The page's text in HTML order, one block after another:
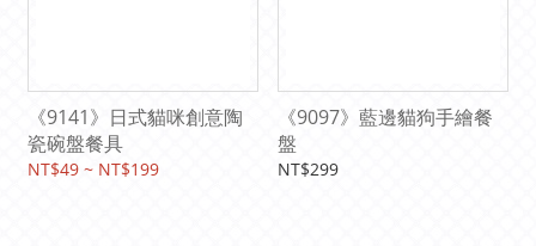
《9141》日式貓咪創意陶
瓷碗盤餐具
NT$49 ~ NT$199
《9097》藍邊貓狗手繪餐
盤
NT$299